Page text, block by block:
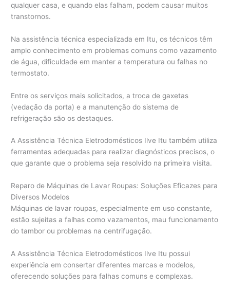
qualquer casa, e quando elas falham, podem causar muitos
transtornos.
Na assistência técnica especializada em Itu, os técnicos têm
amplo conhecimento em problemas comuns como vazamento
de água, dificuldade em manter a temperatura ou falhas no
termostato.
Entre os serviços mais solicitados, a troca de gaxetas
(vedação da porta) e a manutenção do sistema de
refrigeração são os destaques.
A Assistência Técnica Eletrodomésticos Ilve Itu também utiliza
ferramentas adequadas para realizar diagnósticos precisos, o
que garante que o problema seja resolvido na primeira visita.
Reparo de Máquinas de Lavar Roupas: Soluções Eficazes para
Diversos Modelos
Máquinas de lavar roupas, especialmente em uso constante,
estão sujeitas a falhas como vazamentos, mau funcionamento
do tambor ou problemas na centrifugação.
A Assistência Técnica Eletrodomésticos Ilve Itu possui
experiência em consertar diferentes marcas e modelos,
oferecendo soluções para falhas comuns e complexas.